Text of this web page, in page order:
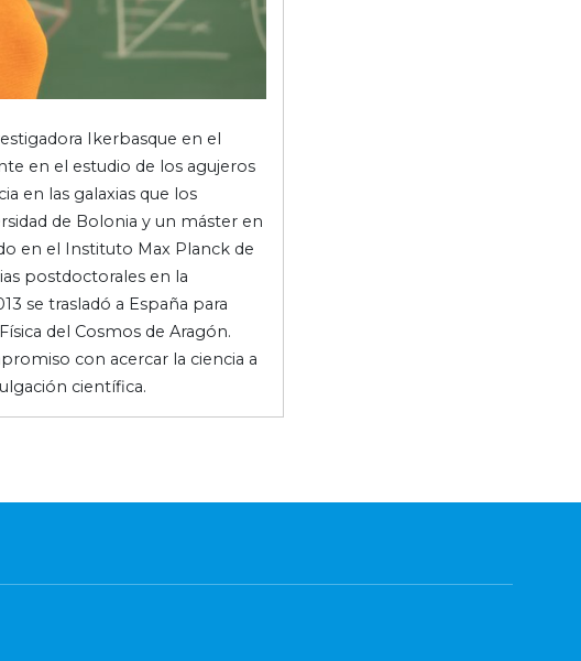
Ikerbasque en el
en el estudio de los agujeros
en las galaxias que los
de Bolonia y un máster en
en el Instituto Max Planck de
postdoctorales en la
se trasladó a España para
del Cosmos de Aragón.
con acercar la ciencia a
científica.